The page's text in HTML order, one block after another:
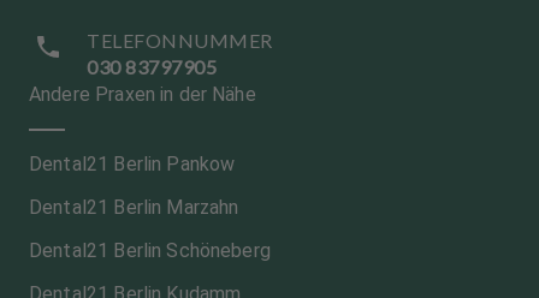
TELEFONNUMMER
030 83797905
Andere Praxen in der Nähe
Dental21 Berlin Pankow
Dental21 Berlin Marzahn
Dental21 Berlin Schöneberg